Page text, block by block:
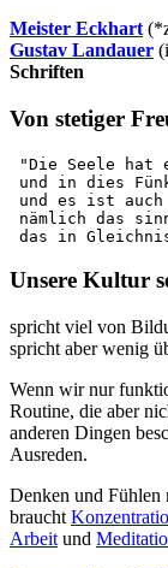
Meister Eckhart
Gustav Landauer
Schriften
Von stetiger
"Die Seele hat
und in dies
und es ist auch
nämlich das
das in
Unsere Kultur
spricht viel von
spricht aber wenig
Wenn wir nur
Routine, die aber
anderen Dingen
Ausreden.
Denken und Fühlen
braucht
Arbeit und